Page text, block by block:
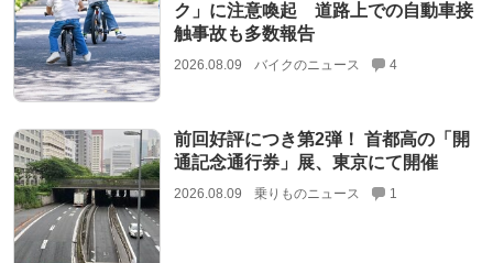
ク」に注意喚起 道路上での自動車接
触事故も多数報告
2026.08.09 バイクのニュース 4
前回好評につき第2弾！ 首都高の「開
通記念通行券」展、東京にて開催
2026.08.09 乗りものニュース 1